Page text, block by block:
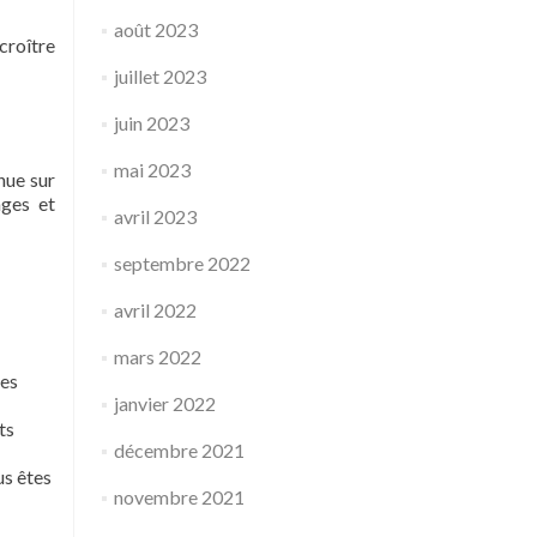
sur
et
êtes
août 2023
juillet 2023
juin 2023
mai 2023
avril 2023
septembre 2022
avril 2022
mars 2022
janvier 2022
décembre 2021
novembre 2021